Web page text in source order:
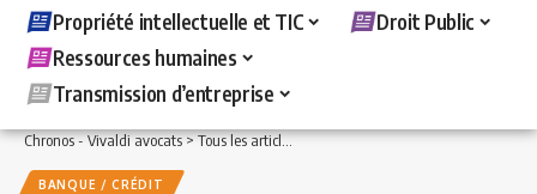
Propriété intellectuelle et TIC
Droit Public
Ressources humaines
Transmission d’entreprise
Chronos - Vivaldi avocats>Tous les articles >Banque / Crédit>Le défaut de
BANQUE / CRÉDIT